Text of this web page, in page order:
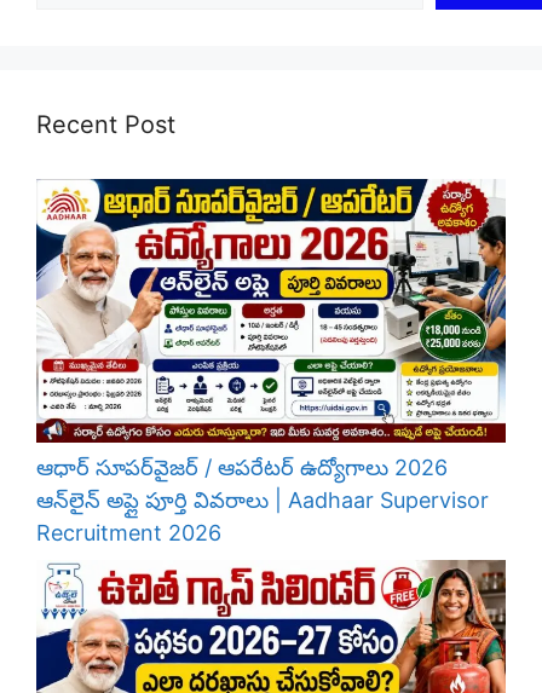
Recent Post
ఆధార్ సూపర్‌వైజర్ / ఆపరేటర్ ఉద్యోగాలు 2026
ఆన్‌లైన్ అప్లై పూర్తి వివరాలు | Aadhaar Supervisor
Recruitment 2026